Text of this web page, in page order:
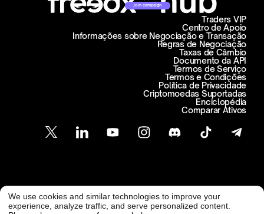
Join campaign
Centro de Apoio
Informações sobre Negociação e Transação
Traders VIP
Regras de Negociação
Taxas de Câmbio
Documento da API
Termos de Serviço
Termos e Condições
Política de Privacidade
Criptomoedas Suportadas
Enciclopédia
Comparar Ativos
Atendimento ao Cliente
support@freedx.com @ Freedx 2026
We use cookies and similar technologies to improve your
experience, analyze traffic, and serve personalized content.